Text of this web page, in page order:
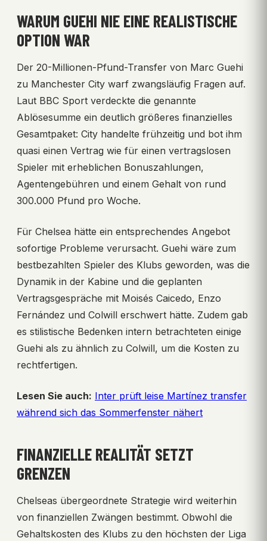
WARUM GUEHI NIE EINE REALISTISCHE
OPTION WAR
Der 20-Millionen-Pfund-Transfer von Marc Guehi
zu Manchester City warf zwangsläufig Fragen auf.
Laut BBC Sport verdeckte die genannte
Ablösesumme ein deutlich größeres finanzielles
Gesamtpaket: City handelte frühzeitig und bot ihm
quasi einen Vertrag wie für einen vertragslosen
Spieler mit erheblichen Bonuszahlungen,
Agentengebühren und einem Gehalt von rund
300.000 Pfund pro Woche.
Für Chelsea hätte ein entsprechendes Angebot
sofortige Probleme verursacht. Guehi wäre zum
bestbezahlten Spieler des Klubs geworden, was die
Dynamik in der Kabine und die geplanten
Vertragsgespräche mit Moisés Caicedo, Enzo
Fernández und Colwill erschwert hätte. Zudem gab
es stilistische Bedenken intern betrachteten einige
Guehi als zu ähnlich zu Colwill, um die Kosten zu
rechtfertigen.
Lesen Sie auch: Inter prüft leise Martínez transfer
während sich das Sommerfenster nähert
FINANZIELLE REALITÄT SETZT
GRENZEN
Chelseas übergeordnete Strategie wird weiterhin
von finanziellen Zwängen bestimmt. Obwohl die
Gehaltskosten des Klubs zu den höchsten der Liga